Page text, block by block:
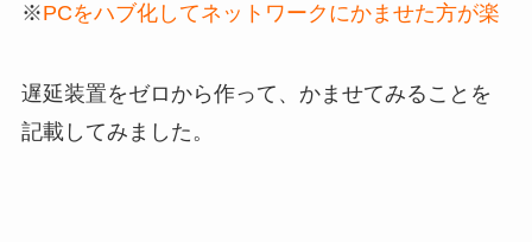
※PCをハブ化してネットワークにかませた方が楽
遅延装置をゼロから作って、かませてみることを
記載してみました。